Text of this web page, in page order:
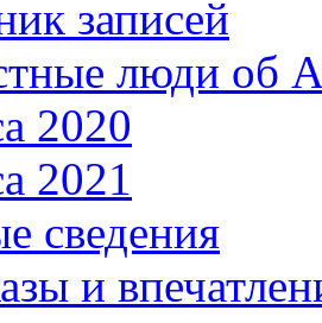
записей
люди об
2020
2021
сведения
и